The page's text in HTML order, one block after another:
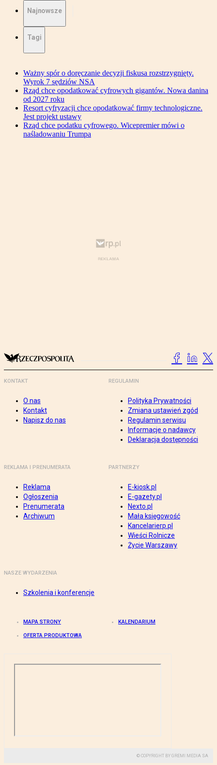
Najnowsze
Tagi
Ważny spór o doręczanie decyzji fiskusa rozstrzygnięty.
Wyrok 7 sędziów NSA
Rząd chce opodatkować cyfrowych gigantów. Nowa danina
od 2027 roku
Resort cyfryzacji chce opodatkować firmy technologiczne.
Jest projekt ustawy
Rząd chce podatku cyfrowego. Wicepremier mówi o
naśladowaniu Trumpa
KONTAKT
O nas
Kontakt
Napisz do nas
REGULAMIN
Polityka Prywatności
Zmiana ustawień zgód
Regulamin serwisu
Informacje o nadawcy
Deklaracja dostępności
REKLAMA I PRENUMERATA
Reklama
Ogłoszenia
Prenumerata
Archiwum
PARTNERZY
E-kiosk.pl
E-gazety.pl
Nexto.pl
Mała księgowość
Kancelarierp.pl
Wieści Rolnicze
Życie Warszawy
NASZE WYDARZENIA
Szkolenia i konferencje
MAPA STRONY KALENDARIUM
OFERTA PRODUKTOWA
© COPYRIGHT BY GREMI MEDIA SA